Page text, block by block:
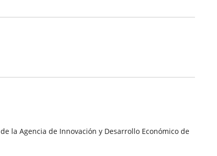
la Agencia de Innovación y Desarrollo Económico de